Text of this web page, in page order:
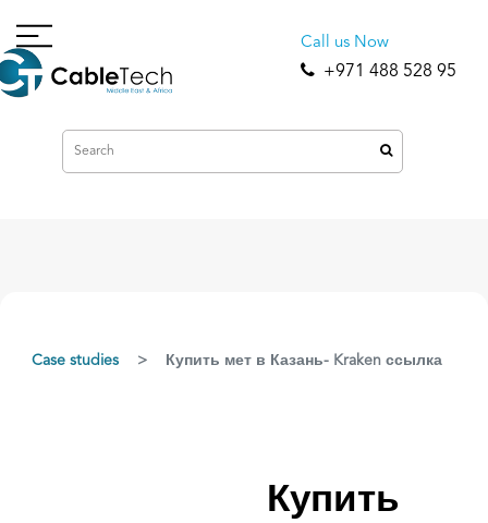
Call us Now
+971 488 528 95
Case studies Купить мет в Казань- Kraken ссылка
Купить